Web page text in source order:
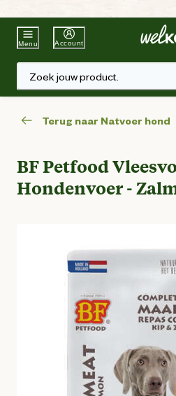
Beste
Menu Account
Zoek jouw product.
Terug naar Natvoer hond
BF Petfood
Hondenvoer -